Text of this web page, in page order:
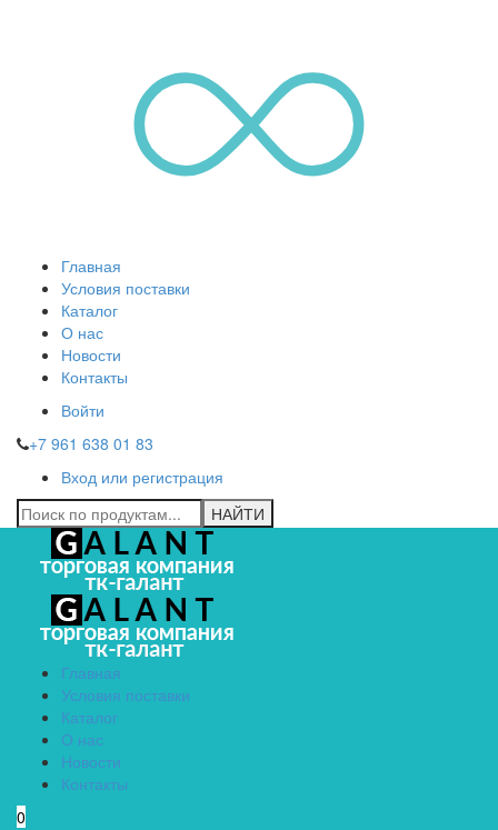
Главная
Условия поставки
Каталог
О нас
Новости
Контакты
Войти
+7 961 638 01 83
Вход или регистрация
Главная
Условия поставки
Каталог
О нас
Новости
Контакты
0